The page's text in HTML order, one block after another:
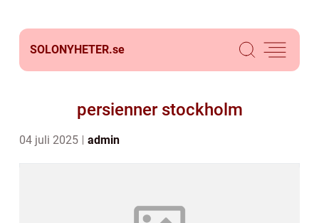
SOLONYHETER.se
persienner stockholm
04 juli 2025 admin